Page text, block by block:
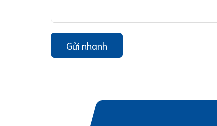
Gửi nhanh